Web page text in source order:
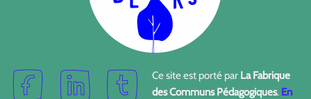
Ce site est porté par La Fabrique
des Communs Pédagogiques. En